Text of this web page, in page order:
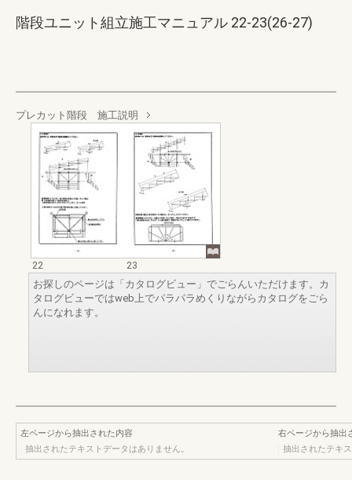
階段ユニット組立施工マニュアル 22-23(26-27)
プレカット階段 施工説明
22
23
お探しのページは「カタログビュー」でごらんいただけます。カ
タログビューではweb上でパラパラめくりながらカタログをごら
んになれます。
左ページから抽出された内容
抽出されたテキストデータはありません。
右ページから抽出
抽出されたテキ